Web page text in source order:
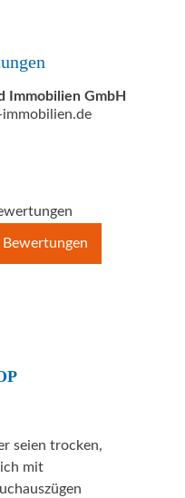
Immobilien GmbH
seien trocken,
mit